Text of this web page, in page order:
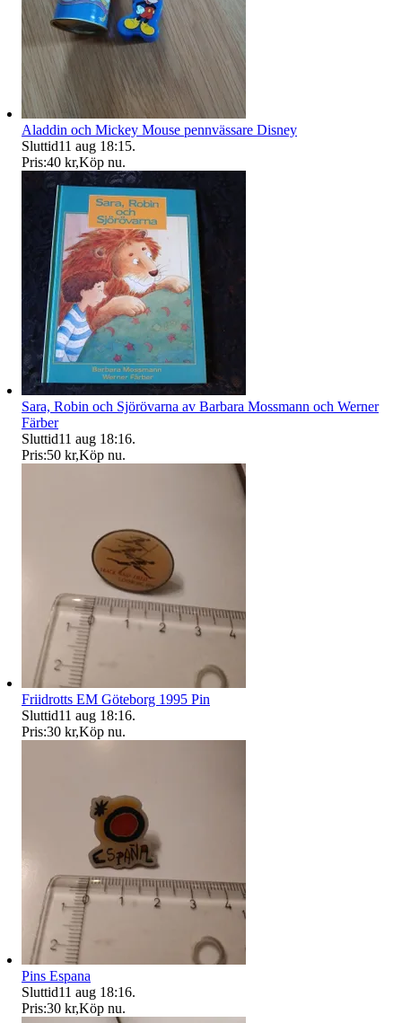
Aladdin och Mickey Mouse pennvässare Disney
Sluttid11 aug 18:15.
Pris:40 kr,Köp nu.
Sara, Robin och Sjörövarna av Barbara Mossmann och Werner
Färber
Sluttid11 aug 18:16.
Pris:50 kr,Köp nu.
Friidrotts EM Göteborg 1995 Pin
Sluttid11 aug 18:16.
Pris:30 kr,Köp nu.
Pins Espana
Sluttid11 aug 18:16.
Pris:30 kr,Köp nu.